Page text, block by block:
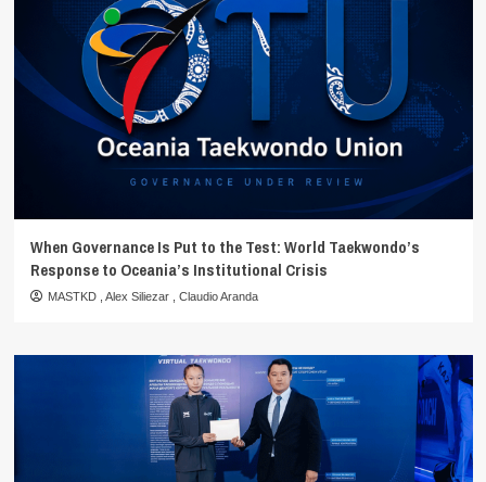
When Governance Is Put to the Test: World Taekwondo’s
Response to Oceania’s Institutional Crisis
MASTKD Alex Siliezar Claudio Aranda